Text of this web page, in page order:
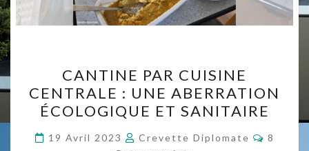
PAR
CUISINE
CENTRALE :
UNE
CANTINE PAR CUISINE
CENTRALE : UNE ABERRATION
ÉCOLOGIQUE ET SANITAIRE
19 Avril 2023 Crevette Diplomate
8